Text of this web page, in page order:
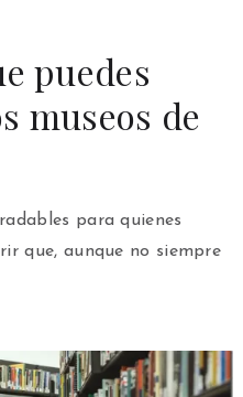
puedes
museos de
para quienes
que, aunque no siempre